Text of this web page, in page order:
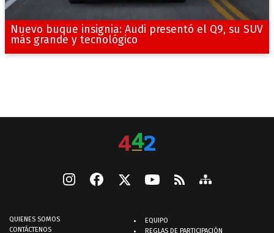
Nuevo buque insignia: Audi presentó el Q9, su SUV
más grande y tecnológico
QUIENES SOMOS
CONTÁCTENOS
EQUIPO
REGLAS DE PARTICIPACIÓN